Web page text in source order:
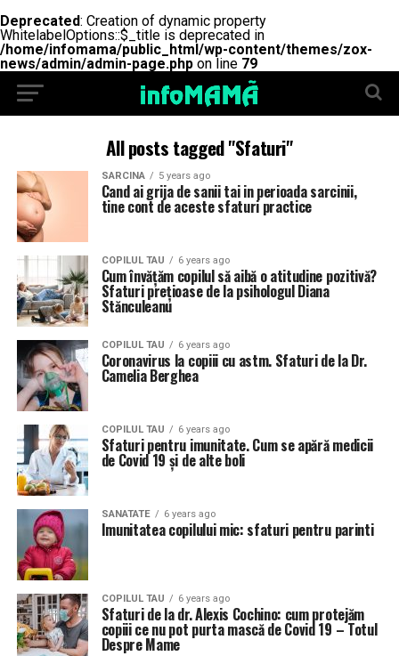
Deprecated: Creation of dynamic property
WhitelabelOptions::$_title is deprecated in
/home/infomama/public_html/wp-content/themes/zox-
news/admin/admin-page.php on line 79
All posts tagged "Sfaturi"
SARCINA 5 years ago
Cand ai grija de sanii tai in perioada sarcinii,
tine cont de aceste sfaturi practice
COPILUL TAU 6 years ago
Cum învățăm copilul să aibă o atitudine pozitivă?
Sfaturi prețioase de la psihologul Diana
Stănculeanu
COPILUL TAU 6 years ago
Coronavirus la copiii cu astm. Sfaturi de la Dr.
Camelia Berghea
COPILUL TAU 6 years ago
Sfaturi pentru imunitate. Cum se apără medicii
de Covid 19 și de alte boli
SANATATE 6 years ago
Imunitatea copilului mic: sfaturi pentru parinti
COPILUL TAU 6 years ago
Sfaturi de la dr. Alexis Cochino: cum protejăm
copiii ce nu pot purta mască de Covid 19 – Totul
Despre Mame